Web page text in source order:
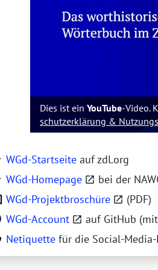
Dies ist ein YouTube-Video.
schutz­erklärung &
WGd-Startseite auf zdl.org
WGd-Homepage bei der
WGd-Projektbroschüre
(PDF)
WGd-Account auf GitHub
Netiquette für die Social-